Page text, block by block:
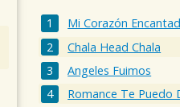
Mi Corazón
Chala Head Chala
Angeles Fuimos
Romance Te Puedo